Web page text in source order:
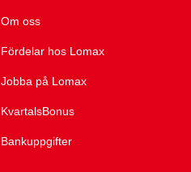
Om oss
Fördelar hos Lomax
Jobba på Lomax
KvartalsBonus
Bankuppgifter